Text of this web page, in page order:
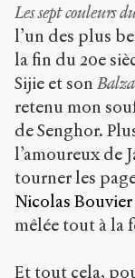
Les sept couleurs
l’un des plus
la fin du 20e
Sijie et son
retenu mon
de Senghor.
l’amoureux de
tourner les
Nicolas Bouvier
mêlée tout à la
Et tout cela,